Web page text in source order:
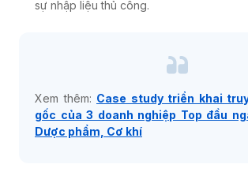
sự nhập liệu thủ công.
Xem thêm: Case study triển khai
gốc của 3 doanh nghiệp Top đầu
Dược phẩm, Cơ khí